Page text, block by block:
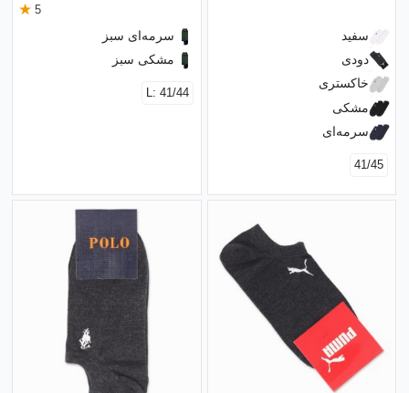
سفید
دودی
خاکستری
مشکی
سرمه‌ای
41/45
5
★
سرمه‌ای سبز
مشکی سبز
L: 41/44